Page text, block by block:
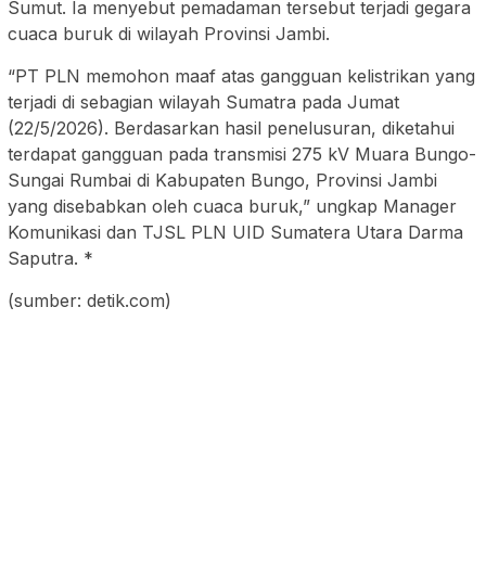
Sumut. Ia menyebut pemadaman tersebut terjadi gegara
cuaca buruk di wilayah Provinsi Jambi.
“PT PLN memohon maaf atas gangguan kelistrikan yang
terjadi di sebagian wilayah Sumatra pada Jumat
(22/5/2026). Berdasarkan hasil penelusuran, diketahui
terdapat gangguan pada transmisi 275 kV Muara Bungo-
Sungai Rumbai di Kabupaten Bungo, Provinsi Jambi
yang disebabkan oleh cuaca buruk,” ungkap Manager
Komunikasi dan TJSL PLN UID Sumatera Utara Darma
Saputra. *
(sumber: detik.com)